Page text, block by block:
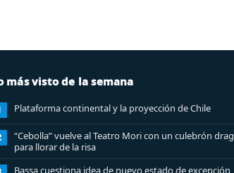
más visto de la semana
Plataforma continental y la proyección de Chile
“Cebolla” vuelve al Teatro Mori con un culebrón drag
para llorar de la risa
Bassa cuestiona idea de nuevo estado de excepción